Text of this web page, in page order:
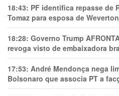
18:43: PF identifica repasse de
Tomaz para esposa de
18:28: Governo Trump
revoga visto de embaixadora
17:53: André Mendonça nega
Bolsonaro que associa PT a